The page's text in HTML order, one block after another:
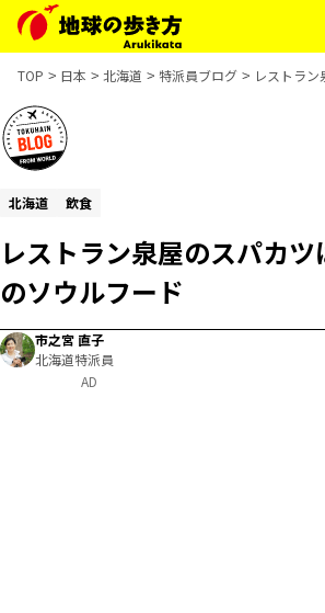
TOP 日本 北海道 特派員ブログ レストラ
北海道 飲食
レストラン泉屋のスパカ
のソウルフード
市之宮 直子
北海道特派員
AD